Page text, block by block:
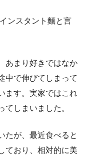
ンスタント麵と言
あまり好きではなか
中で伸びてしまって
ます。実家ではこれ
てしまいました。
たが、最近食べると
ており、相対的に美